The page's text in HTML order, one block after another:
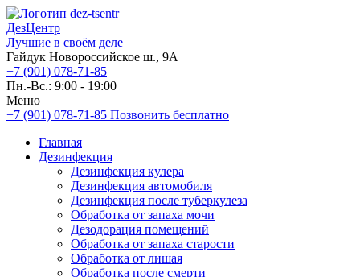
ДезЦентр
Лучшие в своём деле
Гайдук Новороссийское ш., 9А
+7 (901) 078-71-85
Пн.-Вс.: 9:00 - 19:00
Меню
+7 (901) 078-71-85 Позвонить бесплатно
Главная
Дезинфекция
Дезинфекция кулера
Дезинфекция автомобиля
Дезинфекция после туберкулеза
Обработка от запаха мочи
Дезодорация помещений
Обработка от запаха старости
Обработка от лишая
Обработка после смерти